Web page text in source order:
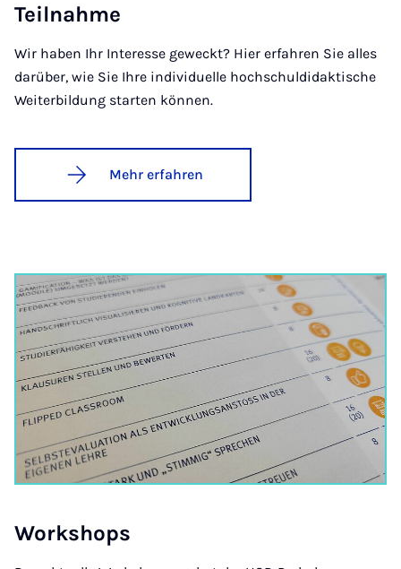
Teil­nah­me
Wir haben Ihr Interesse geweckt? Hier erfahren Sie alles
darüber, wie Sie Ihre individuelle hochschuldidaktische
Weiterbildung starten können.
Mehr erfahren
Work­shops